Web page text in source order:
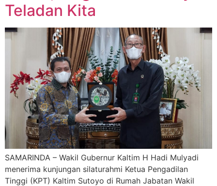
Teladan Kita
SAMARINDA – Wakil Gubernur Kaltim H Hadi Mulyadi
menerima kunjungan silaturahmi Ketua Pengadilan
Tinggi (KPT) Kaltim Sutoyo di Rumah Jabatan Wakil